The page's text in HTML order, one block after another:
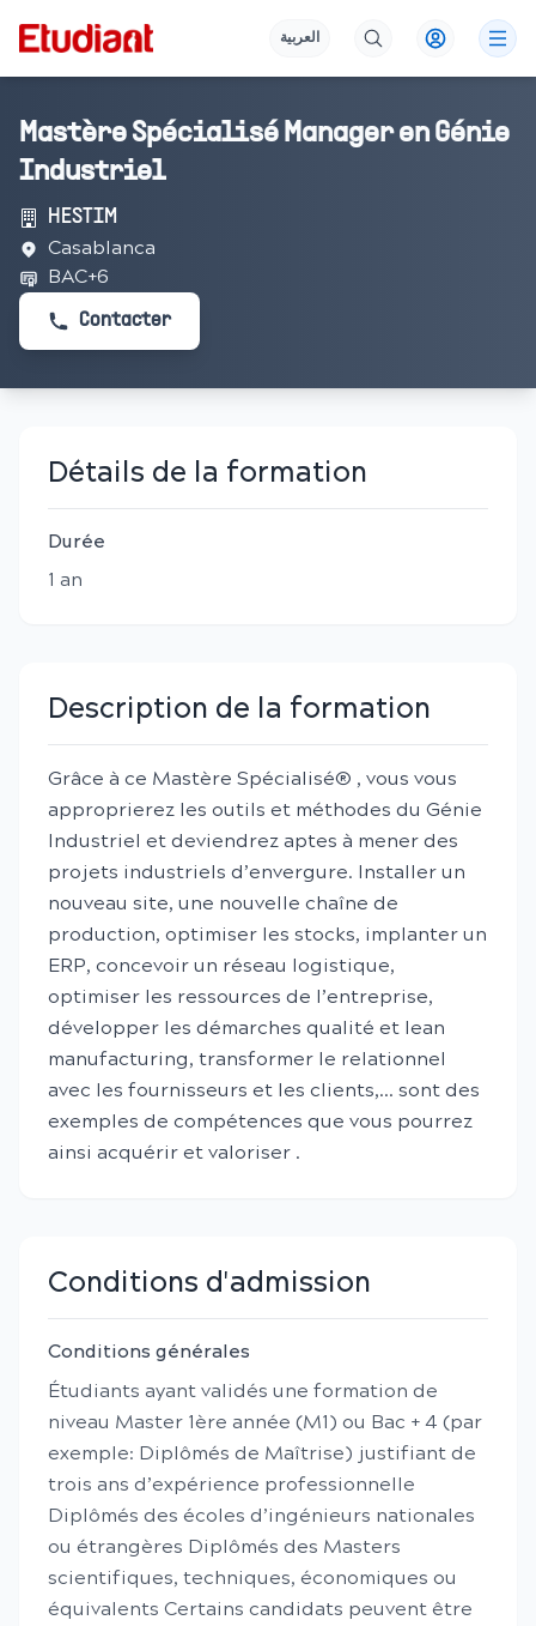
العربية
Mastère Spécialisé Manager en Génie
Industriel
HESTIM
Casablanca
BAC+6
Contacter
Détails de la formation
Durée
1 an
Description de la formation
Grâce à ce Mastère Spécialisé® , vous vous
approprierez les outils et méthodes du Génie
Industriel et deviendrez aptes à mener des
projets industriels d’envergure. Installer un
nouveau site, une nouvelle chaîne de
production, optimiser les stocks, implanter un
ERP, concevoir un réseau logistique,
optimiser les ressources de l’entreprise,
développer les démarches qualité et lean
manufacturing, transformer le relationnel
avec les fournisseurs et les clients,… sont des
exemples de compétences que vous pourrez
ainsi acquérir et valoriser .
Conditions d'admission
Conditions générales
Étudiants ayant validés une formation de
niveau Master 1ère année (M1) ou Bac + 4 (par
exemple: Diplômés de Maîtrise) justifiant de
trois ans d’expérience professionnelle
Diplômés des écoles d’ingénieurs nationales
ou étrangères Diplômés des Masters
scientifiques, techniques, économiques ou
équivalents Certains candidats peuvent être